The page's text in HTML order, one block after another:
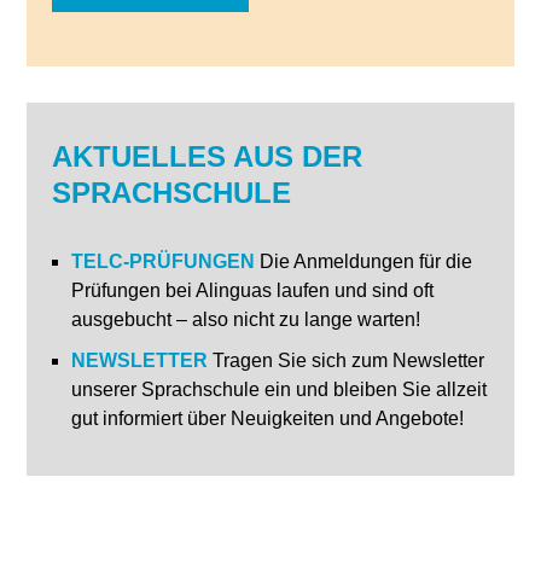
AKTUELLES AUS DER
SPRACHSCHULE
TELC-PRÜFUNGEN Die Anmeldungen für die
Prüfungen bei Alinguas laufen und sind oft
ausgebucht – also nicht zu lange warten!
NEWSLETTER Tragen Sie sich zum Newsletter
unserer Sprachschule ein und bleiben Sie allzeit
gut informiert über Neuigkeiten und Angebote!